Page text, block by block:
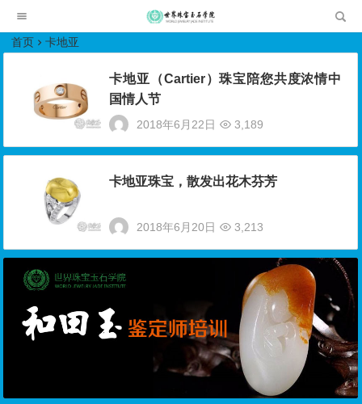
首页 卡地亚
卡地亚（Cartier）珠宝陪您共度浓情中
国情人节
2018年6月22日 3,189
卡地亚珠宝，散发出花木芬芳
2018年6月20日 3,213